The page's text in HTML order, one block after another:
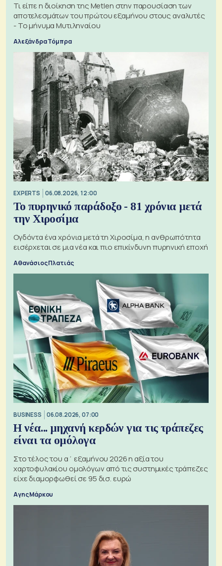
Τι είπε η διοίκηση της Metlen στην παρουσίαση των
αποτελεσμάτων του πρώτου εξαμήνου στους αναλυτές
- Το μήνυμα Μυτιληναίου
Αλεξάνδρα Τόμπρα
EXPERTS 06.08.2026, 12:00
Το πυρηνικό παράδοξο - 81 χρόνια μετά
την Χιροσίμα
Ογδόντα ένα χρόνια μετά τη Χιροσίμα, η ανθρωπότητα
εισέρχεται σε μια νέα και πιο επικίνδυνη πυρηνική εποχή
Αθανάσιος Πλατιάς
BUSINESS 06.08.2026, 07:00
Η νέα... μηχανή κερδών για τις τράπεζες
είναι τα ομόλογα
Στο τέλος του α΄ εξαμήνου 2026 η αξία του
χαρτοφυλακίου ομολόγων από τις συστημικές τράπεζες
είχε διαμορφωθεί σε 95 δισ. ευρώ
Αγης Μάρκου